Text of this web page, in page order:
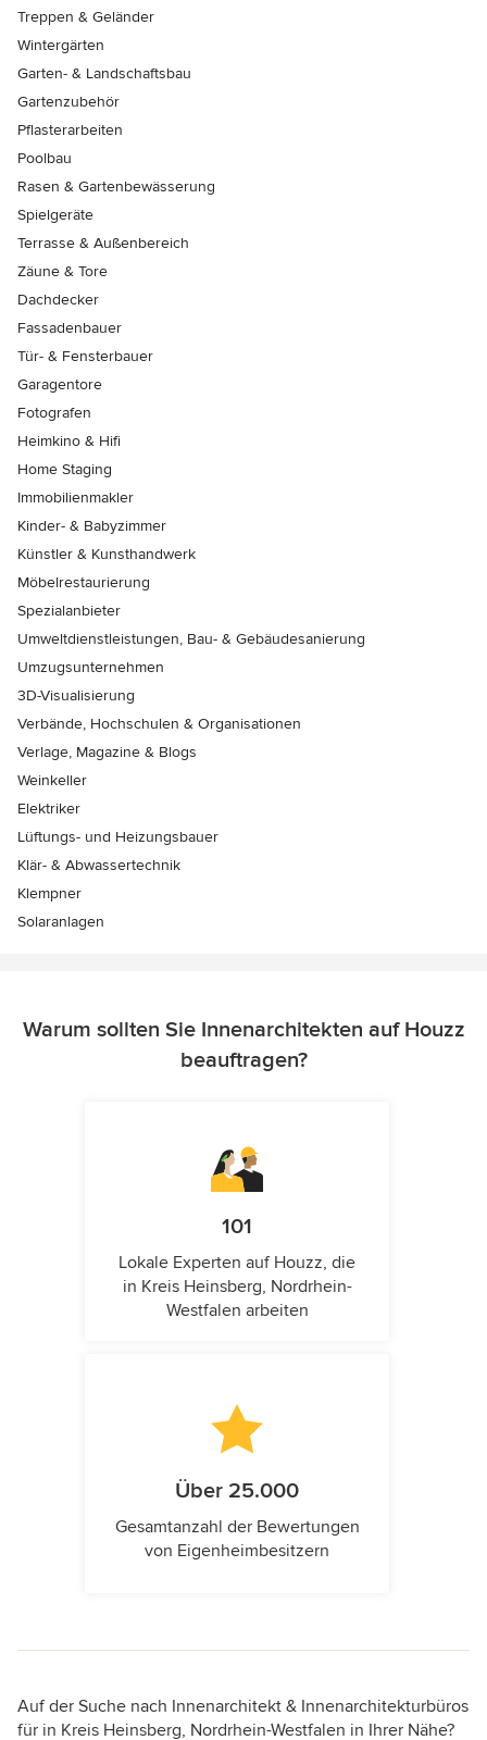
Treppen & Geländer
Wintergärten
Garten- & Landschaftsbau
Gartenzubehör
Pflasterarbeiten
Poolbau
Rasen & Gartenbewässerung
Spielgeräte
Terrasse & Außenbereich
Zäune & Tore
Dachdecker
Fassadenbauer
Tür- & Fensterbauer
Garagentore
Fotografen
Heimkino & Hifi
Home Staging
Immobilienmakler
Kinder- & Babyzimmer
Künstler & Kunsthandwerk
Möbelrestaurierung
Spezialanbieter
Umweltdienstleistungen, Bau- & Gebäudesanierung
Umzugsunternehmen
3D-Visualisierung
Verbände, Hochschulen & Organisationen
Verlage, Magazine & Blogs
Weinkeller
Elektriker
Lüftungs- und Heizungsbauer
Klär- & Abwassertechnik
Klempner
Solaranlagen
Warum sollten Sie Innenarchitekten auf Houzz
beauftragen?
101
Lokale Experten auf Houzz, die
in Kreis Heinsberg, Nordrhein-
Westfalen arbeiten
Über 25.000
Gesamtanzahl der Bewertungen
von Eigenheimbesitzern
Auf der Suche nach Innenarchitekt & Innenarchitekturbüros
für in Kreis Heinsberg, Nordrhein-Westfalen in Ihrer Nähe?